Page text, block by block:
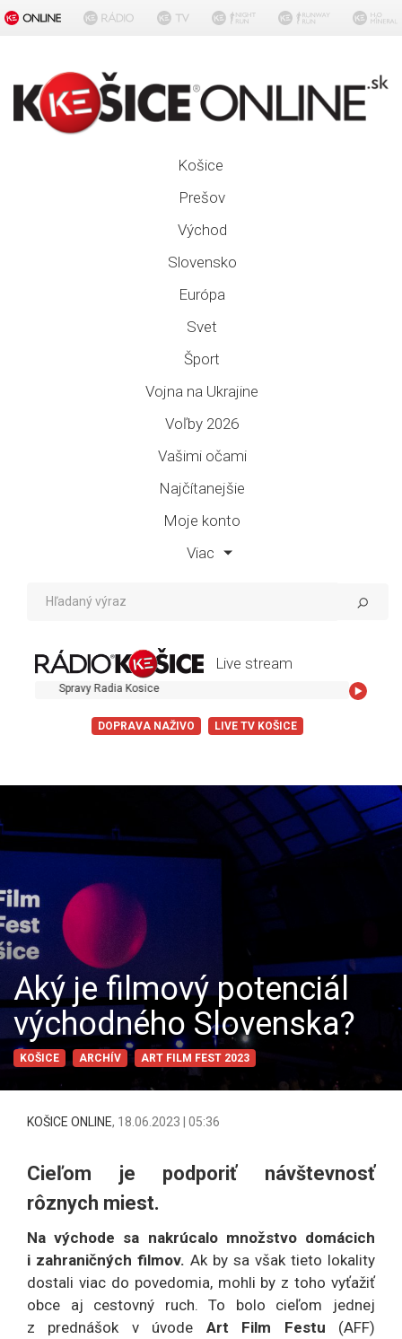
Košice
Prešov
Východ
Slovensko
Európa
Svet
Šport
Vojna na Ukrajine
Voľby 2026
Vašimi očami
Najčítanejšie
Moje konto
Viac
Live stream
Spravy Radia Kosice
DOPRAVA NAŽIVO LIVE TV KOŠICE
Aký je filmový potenciál
východného Slovenska?
KOŠICE ARCHÍV ART FILM FEST 2023
KOŠICE ONLINE, 18.06.2023 | 05:36
Cieľom je podporiť návštevnosť
rôznych miest.
Na východe sa nakrúcalo množstvo domácich
i zahraničných filmov. Ak by sa však tieto lokality
dostali viac do povedomia, mohli by z toho vyťažiť
obce aj cestovný ruch. To bolo cieľom jednej
z prednášok v úvode Art Film Festu (AFF)